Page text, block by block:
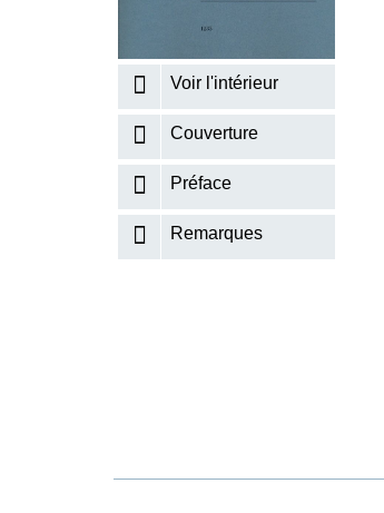
Voir l'intérieur
Couverture
Préface
Remarques